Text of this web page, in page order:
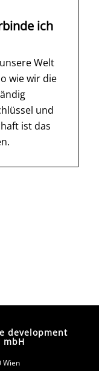
ich
Welt
wie wir die
und
ist das
development
Wien